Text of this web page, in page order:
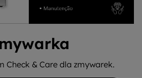
Check & Care dla zmywarek.